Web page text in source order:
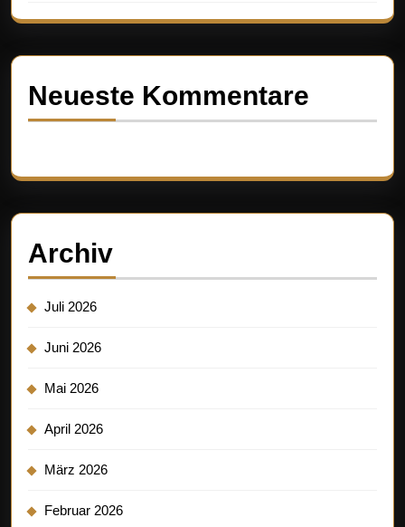
Neueste Kommentare
Archiv
Juli 2026
Juni 2026
Mai 2026
April 2026
März 2026
Februar 2026